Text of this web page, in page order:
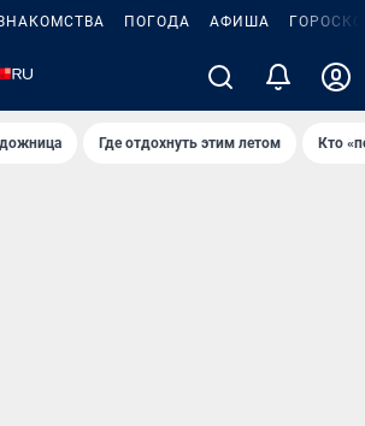
ПОГОДА АФИША
Где отдохнуть этим летом Кто